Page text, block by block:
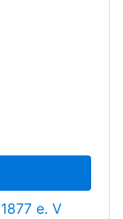
e. V